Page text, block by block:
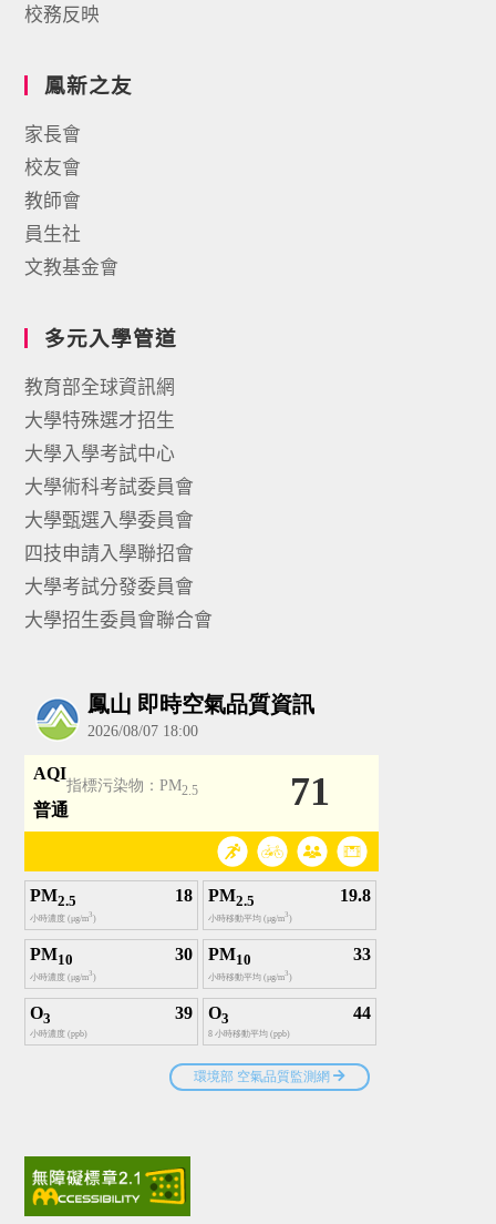
校務反映
鳳新之友
家長會
校友會
教師會
員生社
文教基金會
多元入學管道
教育部全球資訊網
大學特殊選才招生
大學入學考試中心
大學術科考試委員會
大學甄選入學委員會
四技申請入學聯招會
大學考試分發委員會
大學招生委員會聯合會